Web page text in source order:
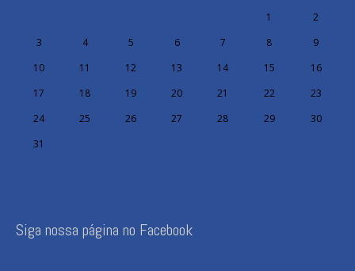
1
2
3
4 5 6 7 8
9
10
11 12 13 14 15
16
17
18 19 20 21 22
23
24
25 26 27 28 29
30
31
Siga nossa página no Facebook